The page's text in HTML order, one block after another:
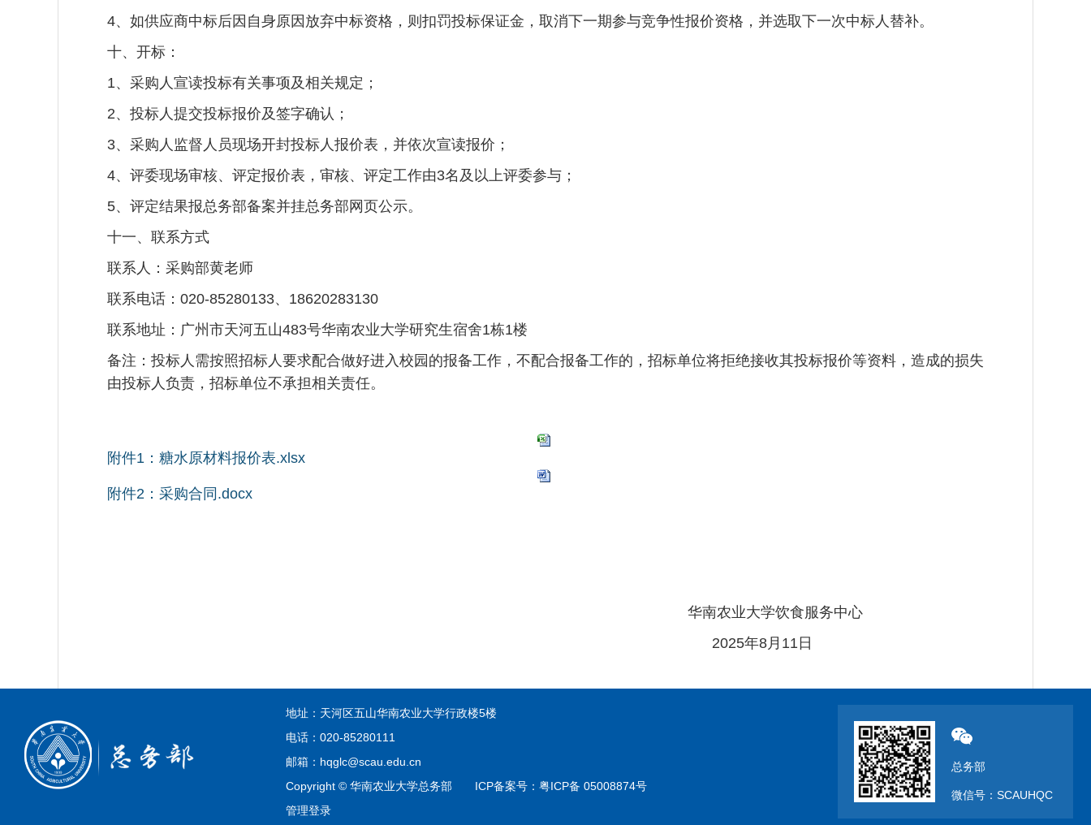
4、如供应商中标后因自身原因放弃中标资格，则扣罚投标保证金，取消下一期参与竞争性报价资格，并选取下一次中标人替补。
十、开标：
1、采购人宣读投标有关事项及相关规定；
2、投标人提交投标报价及签字确认；
3、采购人监督人员现场开封投标人报价表，并依次宣读报价；
4、评委现场审核、评定报价表，审核、评定工作由3名及以上评委参与；
5、评定结果报总务部备案并挂总务部网页公示。
十一、联系方式
联系人：采购部黄老师
联系电话：020-85280133、18620283130
联系地址：广州市天河五山483号华南农业大学研究生宿舍1栋1楼
备注：投标人需按照招标人要求配合做好进入校园的报备工作，不配合报备工作的，招标单位将拒绝接收其投标报价等资料，造成的损失
由投标人负责，招标单位不承担相关责任。
附件1：糖水原材料报价表.xlsx
附件2：采购合同.docx
华南农业大学饮食服务中心
2025年8月11日
地址：天河区五山华南农业大学行政楼5楼
电话：020-85280111
邮箱：hqglc@scau.edu.cn
Copyright © 华南农业大学总务部 ICP备案号：粤ICP备 05008874号
管理登录
总务部
微信号：SCAUHQC